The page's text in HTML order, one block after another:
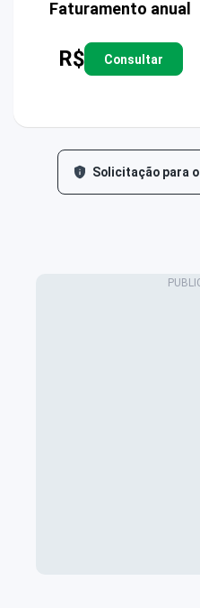
Faturamento anual
R$ Consultar
Solicitação para